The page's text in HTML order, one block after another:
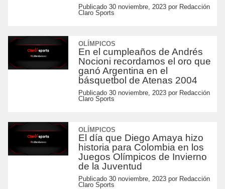
Publicado 30 noviembre, 2023por Redacción
Claro Sports
OLÍMPICOS
En el cumpleaños de Andrés
Nocioni recordamos el oro que
ganó Argentina en el
básquetbol de Atenas 2004
Publicado 30 noviembre, 2023por Redacción
Claro Sports
OLÍMPICOS
El día que Diego Amaya hizo
historia para Colombia en los
Juegos Olímpicos de Invierno
de la Juventud
Publicado 30 noviembre, 2023por Redacción
Claro Sports